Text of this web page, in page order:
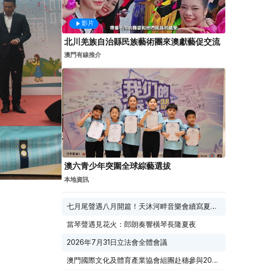
影片
北川羌族自治縣民族藝術團來澳獻藝促交流
澳門有線推介
澳六青少年突圍全球綜藝選拔
本地資訊
七月尾聲遇八月開篇！天沐河畔音樂會續寫夏夜
當琴聲遇見花火：郎朗奏響橫琴長隆夏夜
2026年7月31日立法會全體會議
澳門國際文化及體育產業協會組團赴穗參與2026